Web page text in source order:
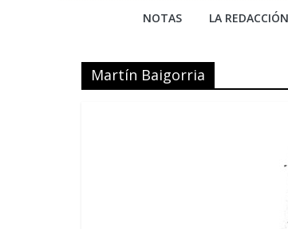
NOTAS LA REDACCIÓN
Martín Baigorria